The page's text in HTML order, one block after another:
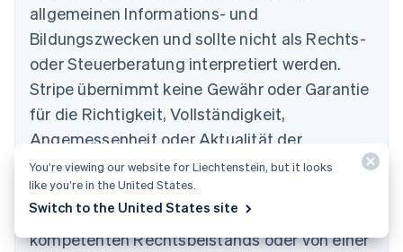
allgemeinen Informations- und
Bildungszwecken und sollte nicht als Rechts-
oder Steuerberatung interpretiert werden.
Stripe übernimmt keine Gewähr oder Garantie
für die Richtigkeit, Vollständigkeit,
Angemessenheit oder Aktualität der
Informationen in diesem Artikel. Sie sollten
den Rat eines in Ihrem steuerlichen
Zuständigkeitsbereich zugelassenen
kompetenten Rechtsbeistands oder von einer
Australien
English
Nederlands FrançaisDeutschEnglish
Brasilien
English
English
Dänemark
English
DeutschEnglish
You’re viewing our website for Liechtenstein, but it looks
like you’re in the United States.
Switch to the United States site